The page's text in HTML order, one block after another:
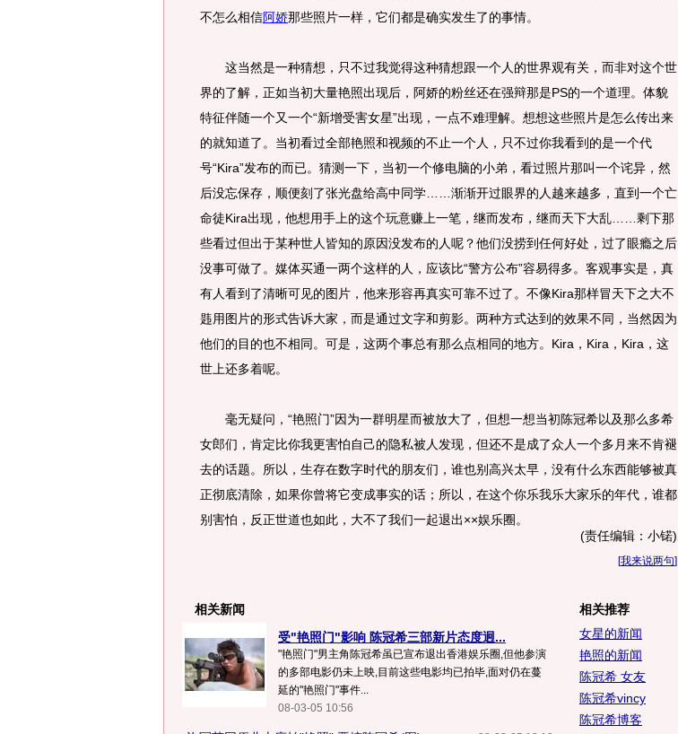
不怎么相信阿娇那些照片一样，它们都是确实发生了的事情。
这当然是一种猜想，只不过我觉得这种猜想跟一个人的世界观有关，而非对这个世
界的了解，正如当初大量艳照出现后，阿娇的粉丝还在强辩那是PS的一个道理。体貌
特征伴随一个又一个“新增受害女星”出现，一点不难理解。想想这些照片是怎么传出来
的就知道了。当初看过全部艳照和视频的不止一个人，只不过你我看到的是一个代
号“Kira”发布的而已。猜测一下，当初一个修电脑的小弟，看过照片那叫一个诧异，然
后没忘保存，顺便刻了张光盘给高中同学……渐渐开过眼界的人越来越多，直到一个亡
命徒Kira出现，他想用手上的这个玩意赚上一笔，继而发布，继而天下大乱……剩下那
些看过但出于某种世人皆知的原因没发布的人呢？他们没捞到任何好处，过了眼瘾之后
没事可做了。媒体买通一两个这样的人，应该比“警方公布”容易得多。客观事实是，真
有人看到了清晰可见的图片，他来形容再真实可靠不过了。不像Kira那样冒天下之大不
韪用图片的形式告诉大家，而是通过文字和剪影。两种方式达到的效果不同，当然因为
他们的目的也不相同。可是，这两个事总有那么点相同的地方。Kira，Kira，Kira，这
世上还多着呢。
毫无疑问，“艳照门”因为一群明星而被放大了，但想一想当初陈冠希以及那么多希
女郎们，肯定比你我更害怕自己的隐私被人发现，但还不是成了众人一个多月来不肯褪
去的话题。所以，生存在数字时代的朋友们，谁也别高兴太早，没有什么东西能够被真
正彻底清除，如果你曾将它变成事实的话；所以，在这个你乐我乐大家乐的年代，谁都
别害怕，反正世道也如此，大不了我们一起退出××娱乐圈。
(责任编辑：小锘)
[我来说两句]
相关新闻
受"艳照门"影响 陈冠希三部新片态度迥...
"艳照门"男主角陈冠希虽已宣布退出香港娱乐圈,但他参演
的多部电影仍未上映,目前这些电影均已拍毕,面对仍在蔓
延的"艳照门"事件...
08-03-05 10:56
相关推荐
女星的新闻
艳照的新闻
陈冠希 女友
陈冠希vincy
陈冠希博客